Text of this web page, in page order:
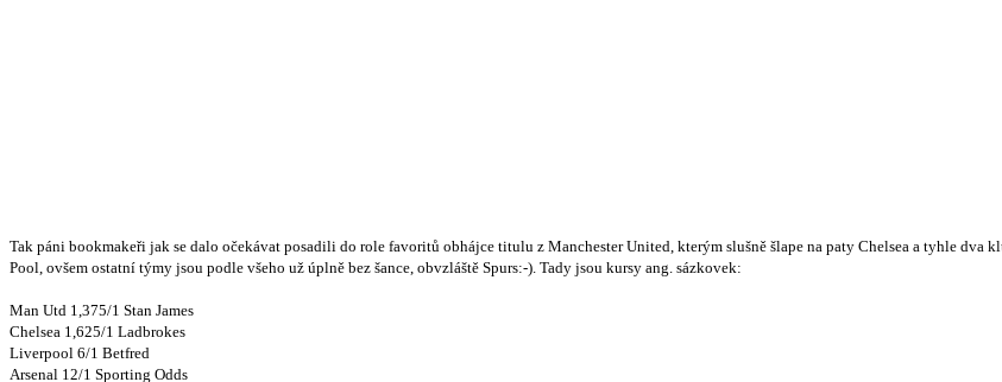
Tak páni bookmakeři jak se dalo očekávat posadili do role favoritů obhájce titulu z Manchester United, kterým slušně šlape na paty Chelsea a tyhle
Pool, ovšem ostatní týmy jsou podle všeho už úplně bez šance, obvzláště Spurs:-). Tady jsou kursy ang. sázkovek:
Man Utd 1,375/1 Stan James
Chelsea 1,625/1 Ladbrokes
Liverpool 6/1 Betfred
Arsenal 12/1 Sporting Odds